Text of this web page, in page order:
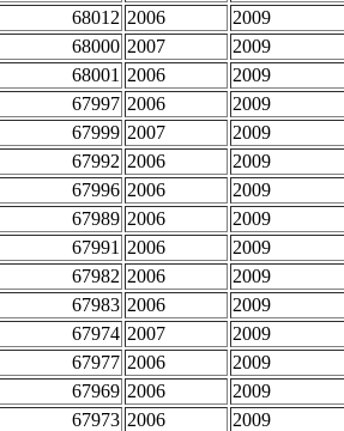
68012 2006
2009
68000 2007
2009
68001 2006
2009
67997 2006
2009
67999 2007
2009
67992 2006
2009
67996 2006
2009
67989 2006
2009
67991 2006
2009
67982 2006
2009
67983 2006
2009
67974 2007
2009
67977 2006
2009
67969 2006
2009
67973 2006
2009